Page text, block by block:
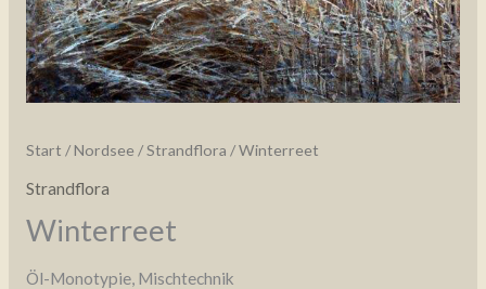
Start /Nordsee /Strandflora / Winterreet
Strandflora
Winterreet
Öl-Monotypie, Mischtechnik